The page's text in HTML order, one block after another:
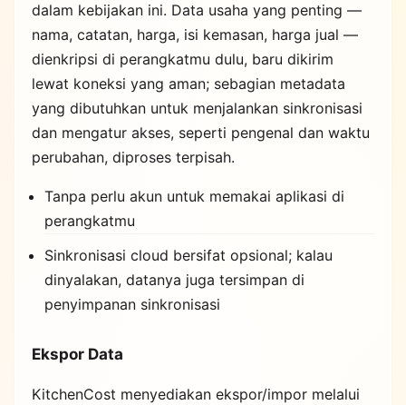
dalam kebijakan ini. Data usaha yang penting —
nama, catatan, harga, isi kemasan, harga jual —
dienkripsi di perangkatmu dulu, baru dikirim
lewat koneksi yang aman; sebagian metadata
yang dibutuhkan untuk menjalankan sinkronisasi
dan mengatur akses, seperti pengenal dan waktu
perubahan, diproses terpisah.
Tanpa perlu akun untuk memakai aplikasi di
perangkatmu
Sinkronisasi cloud bersifat opsional; kalau
dinyalakan, datanya juga tersimpan di
penyimpanan sinkronisasi
Ekspor Data
KitchenCost menyediakan ekspor/impor melalui